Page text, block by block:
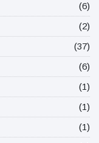
(6)
(2)
(37)
(6)
(1)
(1)
(1)